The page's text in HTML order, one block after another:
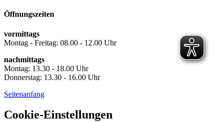
Öffnungszeiten
vormittags
Montag - Freitag: 08.00 - 12.00 Uhr
nachmittags
Montag: 13.30 - 18.00 Uhr
Donnerstag: 13.30 - 16.00 Uhr
Seitenanfang
Cookie-Einstellungen